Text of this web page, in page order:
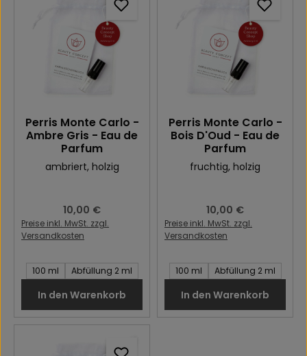
Perris Monte Carlo -
Ambre Gris - Eau de
Parfum
ambriert, holzig
Regulärer Preis:
10,00 €
Preise inkl. MwSt. zzgl.
Versandkosten
Inhalt des Artikel:
100 ml Abfüllung 2 ml
In den Warenkorb
Perris Monte Carlo -
Bois D'Oud - Eau de
Parfum
fruchtig, holzig
Regulärer Preis:
10,00 €
Preise inkl. MwSt. zzgl.
Versandkosten
Inhalt des Artikel:
100 ml Abfüllung 2 ml
In den Warenkorb